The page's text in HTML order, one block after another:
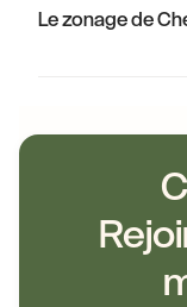
Le zonage de